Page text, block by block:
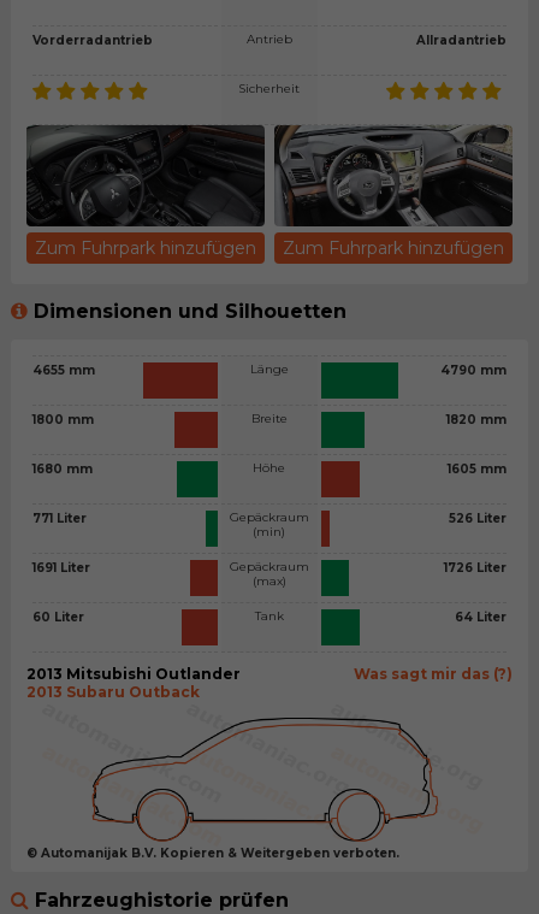
Vorderradantrieb Antrieb
Sicherheit
Allradantrieb
Zum Fuhrpark hinzufügen Zum Fuhrpark hinzufügen
Dimensionen und Silhouetten
4655 mm
1800 mm
1680 mm
771 Liter
1691 Liter
60 Liter
Länge
Breite
Höhe
Gepäckraum
(min)
Gepäckraum
(max)
Tank
4790 mm
1820 mm
1605 mm
526 Liter
1726 Liter
64 Liter
Was sagt mir das (?)
2013 Mitsubishi Outlander
2013 Subaru Outback
© Automanijak B.V. Kopieren & Weitergeben verboten.
Fahrzeughistorie prüfen